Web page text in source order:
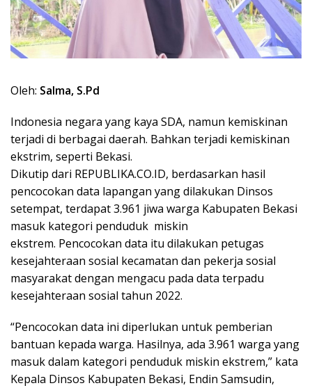
Oleh: Salma, S.Pd
Indonesia negara yang kaya SDA, namun kemiskinan
terjadi di berbagai daerah. Bahkan terjadi kemiskinan
ekstrim, seperti Bekasi.
Dikutip dari REPUBLIKA.CO.ID, berdasarkan hasil
pencocokan data lapangan yang dilakukan Dinsos
setempat, terdapat 3.961 jiwa warga Kabupaten Bekasi
masuk kategori penduduk miskin
ekstrem. Pencocokan data itu dilakukan petugas
kesejahteraan sosial kecamatan dan pekerja sosial
masyarakat dengan mengacu pada data terpadu
kesejahteraan sosial tahun 2022.
“Pencocokan data ini diperlukan untuk pemberian
bantuan kepada warga. Hasilnya, ada 3.961 warga yang
masuk dalam kategori penduduk miskin ekstrem,” kata
Kepala Dinsos Kabupaten Bekasi, Endin Samsudin,